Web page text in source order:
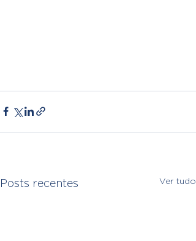
Posts recentes Ver tudo